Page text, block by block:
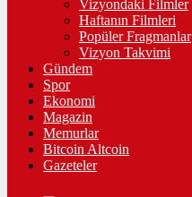
Vizyondaki Filmler
Haftanın Filmleri
Popüler Fragmanlar
Vizyon Takvimi
Gündem
Spor
Ekonomi
Magazin
Memurlar
Bitcoin Altcoin
Gazeteler